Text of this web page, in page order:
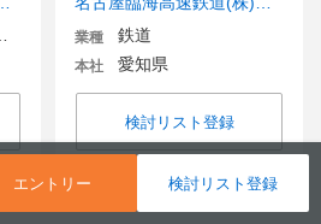
エントリー 検討リスト登録
業種 鉄道
本社 愛知県
検討リスト登録